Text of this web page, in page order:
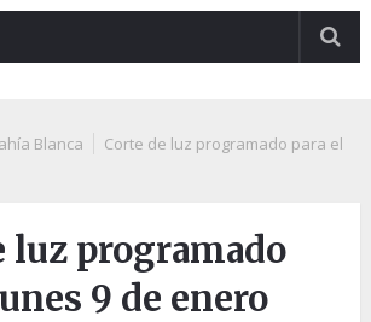
Blanca
Corte de luz programado para el
luz programado
9 de enero